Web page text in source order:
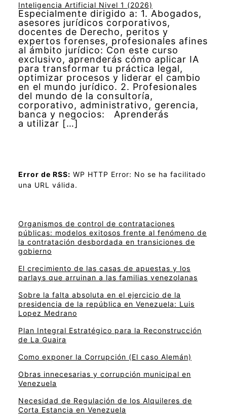
Inteligencia Artificial Nivel 1 (2026)
Especialmente dirigido a: 1. Abogados,
asesores jurídicos corporativos,
docentes de Derecho, peritos y
expertos forenses, profesionales afines
al ámbito jurídico: Con este curso
exclusivo, aprenderás cómo aplicar IA
para transformar tu práctica legal,
optimizar procesos y liderar el cambio
en el mundo jurídico. 2. Profesionales
del mundo de la consultoría,
corporativo, administrativo, gerencia,
banca y negocios: Aprenderás
a utilizar […]
Error de RSS: WP HTTP Error: No se ha facilitado
una URL válida.
Organismos de control de contrataciones
públicas: modelos exitosos frente al fenómeno de
la contratación desbordada en transiciones de
gobierno
El crecimiento de las casas de apuestas y los
parlays que arruinan a las familias venezolanas
Sobre la falta absoluta en el ejercicio de la
presidencia de la república en Venezuela: Luis
Lopez Medrano
Plan Integral Estratégico para la Reconstrucción
de La Guaira
Como exponer la Corrupción (El caso Alemán)
Obras innecesarias y corrupción municipal en
Venezuela
Necesidad de Regulación de los Alquileres de
Corta Estancia en Venezuela